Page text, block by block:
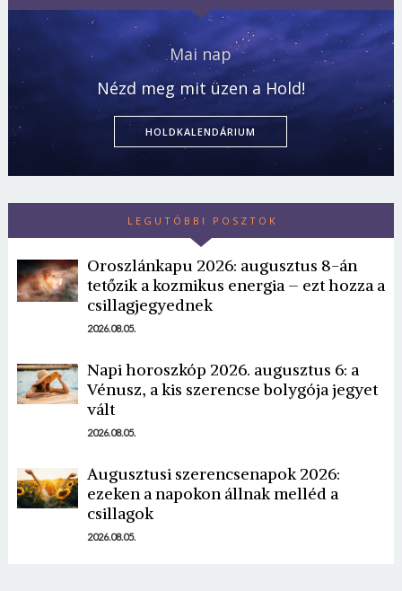
Mai nap
Nézd meg mit üzen a Hold!
HOLDKALENDÁRIUM
LEGUTÓBBI POSZTOK
Oroszlánkapu 2026: augusztus 8-án
tetőzik a kozmikus energia – ezt hozza a
csillagjegyednek
2026.08.05.
Napi horoszkóp 2026. augusztus 6: a
Vénusz, a kis szerencse bolygója jegyet
vált
2026.08.05.
Augusztusi szerencsenapok 2026:
ezeken a napokon állnak melléd a
csillagok
2026.08.05.
Borsonline bejelentkezés
E-mail cím vagy felhasználónév
Jelszó